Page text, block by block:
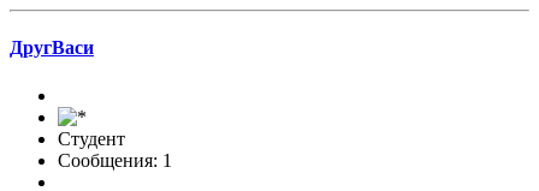
ДругВаси
Студент
Сообщения: 1